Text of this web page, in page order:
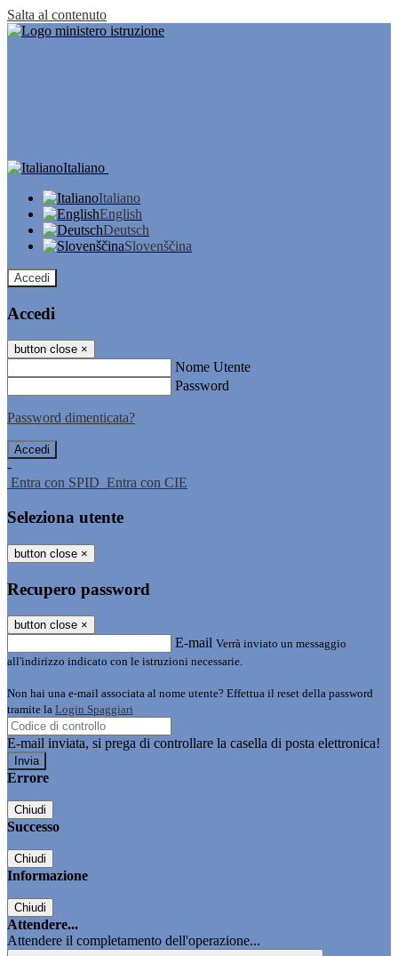
Salta al contenuto
Italiano
Italiano
English
Deutsch
Slovenščina
Accedi
Accedi
button close ×
Nome Utente
Password
Password dimenticata?
-
Entra con SPID Entra con CIE
Seleziona utente
button close ×
Recupero password
button close ×
E-mail Verrà inviato un messaggio
all'indirizzo indicato con le istruzioni necessarie.
Non hai una e-mail associata al nome utente? Effettua il reset della password
tramite la Login Spaggiari
E-mail inviata, si prega di controllare la casella di posta elettronica!
Errore
Chiudi
Successo
Chiudi
Informazione
Chiudi
Attendere...
Attendere il completamento dell'operazione...